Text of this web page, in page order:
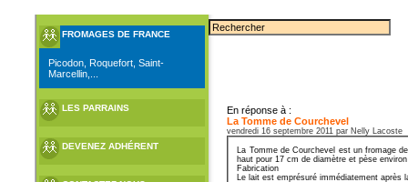
FROMAGES DE FRANCE
Picodon, Roquefort, Saint-
Marcellin,...
LES PARRAINS
DEVENEZ ADHÉRENT
En réponse à :
La Tomme de Courchevel
vendredi 16 septembre 2011 par Nelly Lacoste
La Tomme de Courchevel est un fromage
haut pour 17 cm de diamètre et pèse
Fabrication
Le lait est emprésuré immédiatement